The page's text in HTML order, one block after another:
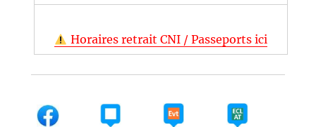
Horaires retrait CNI / Passeports ici